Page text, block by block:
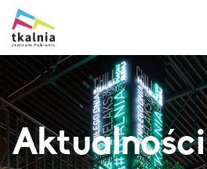
Aktualności